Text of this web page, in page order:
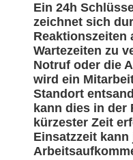
Ein 24h
zeichnet sich
Reaktionszeiten
Wartezeiten zu
Notruf oder die
wird ein
Standort
kann dies in der
kürzester Zeit
Einsatzzeit kann